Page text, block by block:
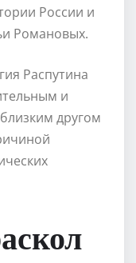
России и
Романовых.
Распутина
и
другом